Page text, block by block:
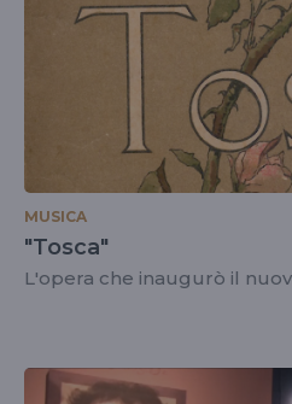
MUSICA
"Tosca"
L'opera che inaugurò il